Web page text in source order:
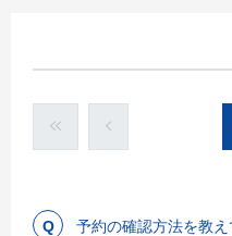
予約の確認方法を教え